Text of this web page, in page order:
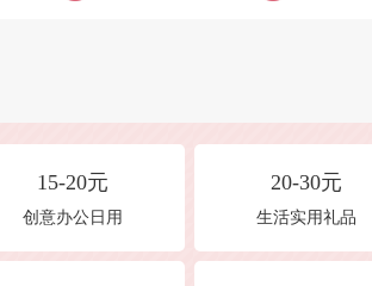
15-20元
创意办公日用
20-30元
生活实用礼品